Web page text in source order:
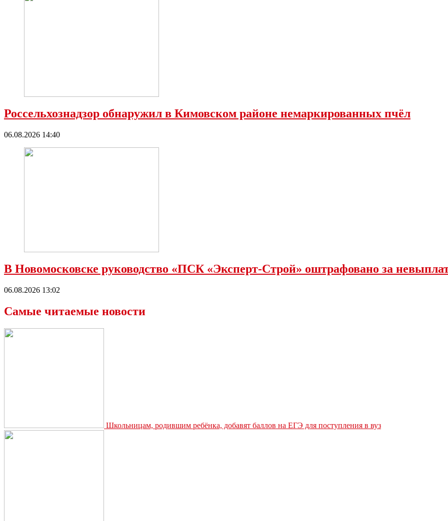
Россельхознадзор обнаружил в Кимовском районе немаркированных пчёл
06.08.2026 14:40
В Новомосковске руководство «ПСК «Эксперт-Строй» оштрафовано за
06.08.2026 13:02
Самые читаемые новости
Школьницам, родившим ребёнка, добавят баллов на ЕГЭ для поступления в вуз